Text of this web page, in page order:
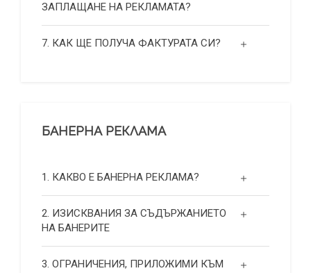
ЗАПЛАЩАНЕ НА РЕКЛАМАТА?
7. КАК ЩЕ ПОЛУЧА ФАКТУРАТА СИ?
БАНЕРНА РЕКЛАМА
1. КАКВО Е БАНЕРНА РЕКЛАМА?
2. ИЗИСКВАНИЯ ЗА СЪДЪРЖАНИЕТО
НА БАНЕРИТЕ
3. ОГРАНИЧЕНИЯ, ПРИЛОЖИМИ КЪМ